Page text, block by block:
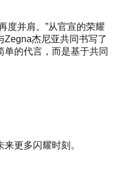
度并肩。”从官宣的荣耀
Zegna杰尼亚共同书写了
的代言，而是基于共同
更多闪耀时刻。